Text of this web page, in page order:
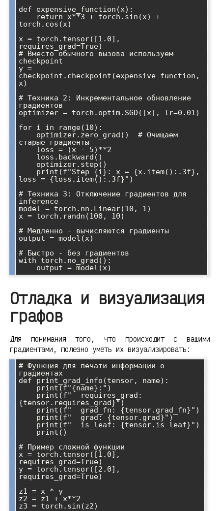
def expensive_function(x):
torch.cos(x)
x = torch.tensor([1.0],
requires_grad=True)
# Вместо обычного вызова используем
checkpoint
y =
checkpoint.checkpoint(expensive_function,
x)
# Техника 2: Инкрементальное обновление
градиентов
optimizer = torch.optim.SGD([x], lr=0.01)
for i in range(10):
старые градиенты
loss = {loss.item():.3f}")
# Техника 3: Отключение градиентов для
inference
model = torch.nn.Linear(10, 1)
x = torch.randn(100, 10)
# Медленно - вычисляются градиенты
output = model(x)
# Быстро - без градиентов
with torch.no_grad():
Отладка и визуализация
графов
Для понимания того, что происходит с вашими
градиентами, полезно уметь их визуализировать:
# Функция для печати информации о
градиентах
def print_grad_info(tensor, name):
{tensor.requires_grad}")
# Пример сложной функции
x = torch.tensor([1.0],
requires_grad=True)
y = torch.tensor([2.0],
requires_grad=True)
z1 = x * y
z2 = z1 + x**2
z3 = torch.sin(z2)